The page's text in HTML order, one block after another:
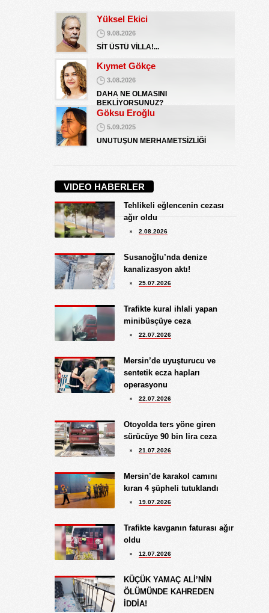
Yüksel Ekici
9.08.2026
SİT ÜSTÜ VİLLA!...
Kıymet Gökçe
3.08.2026
DAHA NE OLMASINI
BEKLİYORSUNUZ?
Göksu Eroğlu
5.09.2025
UNUTUŞUN MERHAMETSİZLİĞİ
İŞGALCİ GÖRÜNÜMLÜ HALK!
Koray Ünlü
10.09.2024
BATSIN BU DÜNYA
Yüksel Ekici
9.08.2026
SİT ÜSTÜ VİLLA!...
3.08.2026
DAHA NE OLMASINI
BEKLİYORSUNUZ?
5.09.2025
UNUTUŞUN MERHAMETSİZLİĞİ
Hediye Eroğlu
İŞGALCİ GÖRÜNÜMLÜ HALK!
Koray Ünlü
10.09.2024
VIDEO HABERLER
Tehlikeli eğlencenin cezası
ağır oldu
2.08.2026
Susanoğlu’nda denize
kanalizasyon aktı!
25.07.2026
Trafikte kural ihlali yapan
minibüsçüye ceza
22.07.2026
Mersin’de uyuşturucu ve
sentetik ecza hapları
operasyonu
22.07.2026
Otoyolda ters yöne giren
sürücüye 90 bin lira ceza
21.07.2026
Mersin’de karakol camını
kıran 4 şüpheli tutuklandı
19.07.2026
Trafikte kavganın faturası ağır
oldu
12.07.2026
KÜÇÜK YAMAÇ ALİ’NİN
ÖLÜMÜNDE KAHREDEN
İDDİA!